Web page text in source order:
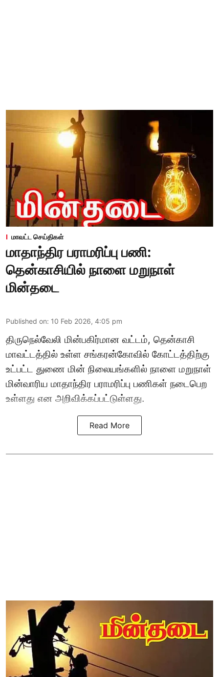
மாவட்ட செய்திகள்
மாதாந்திர பராமரிப்பு பணி:
தென்காசியில் நாளை மறுநாள்
மின்தடை
Published on: 10 Feb 2026, 4:05 pm
திருநெல்வேலி மின்பகிர்மான வட்டம், தென்காசி
மாவட்டத்தில் உள்ள சங்கரன்கோவில் கோட்டத்திற்கு
உட்பட்ட துணை மின் நிலையங்களில் நாளை மறுநாள்
மின்வாரிய மாதாந்திர பராமரிப்பு பணிகள் நடைபெற
உள்ளது என அறிவிக்கப்பட்டுள்ளது.
Read More